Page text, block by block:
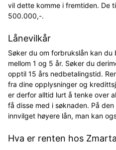
vil dette komme i fremtiden. De
500.000,-.
Lånevilkår
Søker du om forbrukslån kan
mellom 1 og 5 år. Søker du
opptil 15 års nedbetalingstid.
fra dine opplysninger og
er derfor alltid lurt å tenke over
få disse med i søknaden. På
innvilget høyere lån, man kan
Hva er renten hos